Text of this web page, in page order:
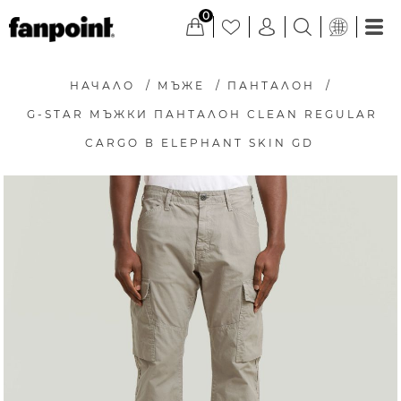
0
НАЧАЛО / МЪЖЕ / ПАНТАЛОН /
G-STAR МЪЖКИ ПАНТАЛОН CLEAN REGULAR
CARGO В ELEPHANT SKIN GD